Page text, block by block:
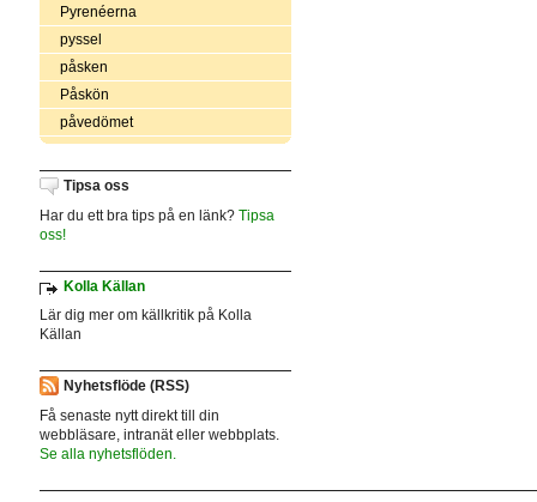
Pyrenéerna
pyssel
påsken
Påskön
påvedömet
Tipsa oss
Har du ett bra tips på en länk? Tipsa
oss!
Kolla Källan
Lär dig mer om källkritik på Kolla
Källan
Nyhetsflöde (RSS)
Få senaste nytt direkt till din
webbläsare, intranät eller webbplats.
Se alla nyhetsflöden.